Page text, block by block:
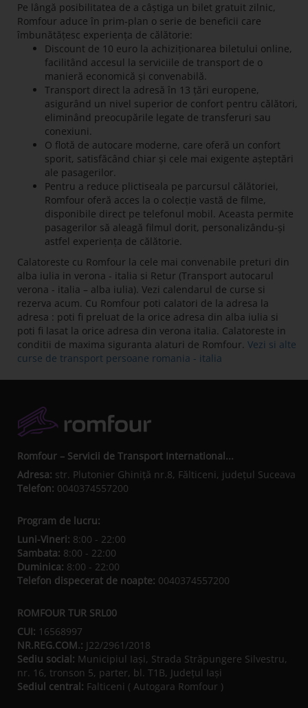
Pe lângă posibilitatea de a câștiga un bilet gratuit zilnic,
Romfour aduce în prim-plan o serie de beneficii care
îmbunătățesc experiența de călătorie:
Discount de 10 euro la achiziționarea biletului online,
facilitând accesul la serviciile de transport de o
manieră economică și convenabilă.
Transport direct la adresă în 13 țări europene,
asigurând un nivel superior de confort pentru călători,
eliminând preocupările legate de transferuri sau
conexiuni.
O flotă de autocare moderne, care oferă un confort
sporit, satisfăcând chiar și cele mai exigente așteptări
ale pasagerilor.
Pentru a reduce plictiseala pe parcursul călătoriei,
Romfour oferă acces la o colecție vastă de filme,
disponibile direct pe telefonul mobil. Aceasta permite
pasagerilor să aleagă filmul dorit, personalizându-și
astfel experiența de călătorie.
Calatoreste cu Romfour la cele mai convenabile preturi din
alba iulia in verona - italia si Retur (Transport autocarul
verona - italia – alba iulia). Vezi calendarul de curse si
rezerva acum. Cu Romfour poti calatori de la adresa la
adresa : poti fi preluat de la orice adresa din alba iulia si
poti fi lasat la orice adresa din verona italia. Calatoreste in
conditii de maxima siguranta alaturi de Romfour. Vezi si alte
curse de transport persoane romania - italia
Romfour – Servicii de Transport International...
Adresa: str. Plutonier Ghiniţă nr.8, Fălticeni, judeţul Suceava
Telefon: 0040374557200
Program de lucru:
Luni-Vineri: 8:00 - 22:00
Sambata: 8:00 - 22:00
Duminica: 8:00 - 22:00
Telefon dispecerat de noapte: 0040374557200
ROMFOUR TUR SRL00
CUI: 16568997
NR.REG.COM.: J22/2961/2018
Sediu social: Municipiul Iaşi, Strada Străpungere Silvestru,
nr. 16, tronson 5, parter, bl. T1B, Județul Iaşi
Sediul central: Falticeni ( Autogara Romfour )